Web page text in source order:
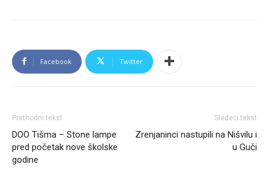
Facebook Twitter
Prethodni tekst
DOO Tišma – Stone lampe
pred početak nove školske
godine
Sledeći tekst
Zrenjaninci nastupili na Nišvilu i
u Guči